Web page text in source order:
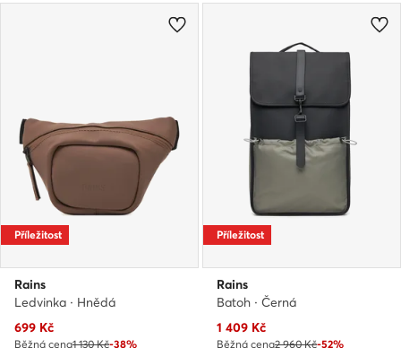
Příležitost
Rains
Ledvinka · Hnědá
Aktuální cena
699 Kč
Běžná cena1 130 Kč-38%
Příležitost
Rains
Batoh · Černá
Aktuální cena
1 409 Kč
Běžná cena2 960 Kč-52%